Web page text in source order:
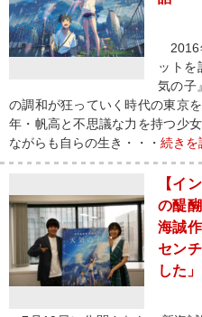
2016
ットを
気の
の調和が狂っていく時代の東京
年・帆高と不思議な力を持つ少
ながらも自らの生き・・・ 続きを
【イ
の醍
海誠
セン
した」